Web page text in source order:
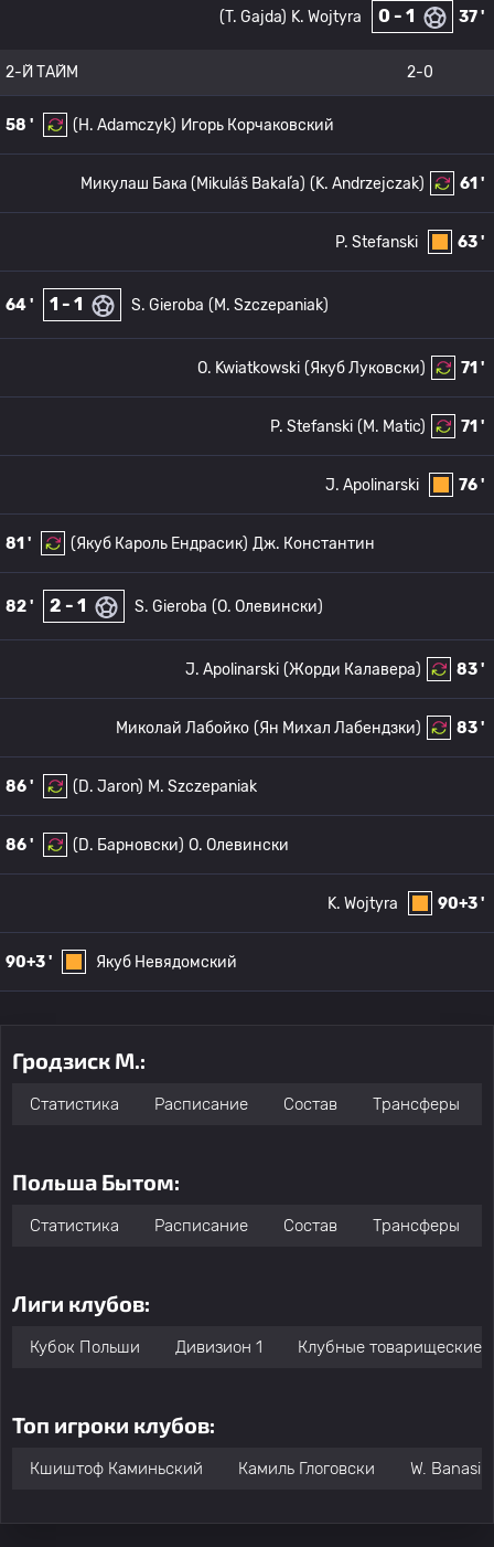
37 '
0 - 1
K. Wojtyra
(T. Gajda)
2-Й ТАЙМ 2-0
58 ' (H. Adamczyk) Игорь Корчаковский
61 '
(K. Andrzejczak)
Микулаш Бака (Mikuláš Bakaľa)
63 '
P. Stefanski
64 ' 1 - 1 S. Gieroba (M. Szczepaniak)
71 '
(Якуб Луковски)
O. Kwiatkowski
71 '
(M. Matic)
P. Stefanski
76 '
J. Apolinarski
81 ' (Якуб Кароль Ендрасик) Дж. Константин
82 ' 2 - 1 S. Gieroba (O. Олевински)
83 '
(Жорди Калавера)
J. Apolinarski
83 '
(Ян Михал Лабендзки)
Миколай Лабойко
86 ' (D. Jaron) M. Szczepaniak
86 ' (D. Барновски) O. Олевински
90+3 '
K. Wojtyra
90+3 ' Якуб Невядомский
Гродзиск М.:
Статистика Расписание Состав Трансферы
Польша Бытом:
Статистика Расписание Состав Трансферы
Лиги клубов:
Кубок Польши Дивизион 1 Клубные товарищеские
Топ игроки клубов:
Кшиштоф Каминьский Камиль Глоговски W. Banasik